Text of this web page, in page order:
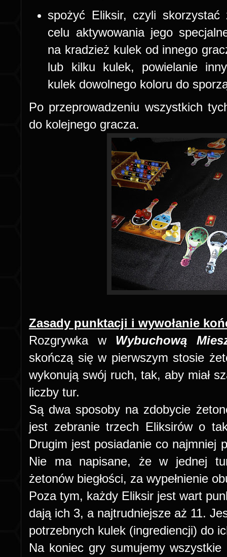
spożyć Eliksir, czyli
celu aktywowania jego
na kradzież kulek od innego
lub kilku kulek, powielanie
kulek dowolnego koloru do
Po przeprowadzeniu wszystkich
do kolejnego gracza.
Zasady punktacji i wywołanie
Rozgrywka w Wybuchową
skończą się w pierwszym stosie
wykonują swój ruch, tak, aby miał
liczby tur.
Są dwa sposoby na zdobycie
jest zebranie trzech Eliksirów o
Drugim jest posiadanie co najmniej
Nie ma napisane, że w jednej
żetonów biegłości, za wypełnienie
Poza tym, każdy Eliksir jest wart
dają ich 3, a najtrudniejsze aż 11.
potrzebnych kulek (ingrediencji) do
Na koniec gry sumujemy